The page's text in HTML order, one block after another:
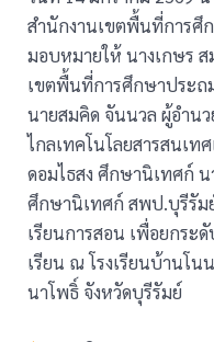
สำนักงานเขตพื้นที่การศึ
มอบหมายให้ นางเกษร ส
เขตพื้นที่การศึกษาประถ
นายสมคิด จันนวล ผู้อำน
ไกลเทคโนโลยสารสนเท
ดอมไธสง ศึกษานิเทศก์ น
ศึกษานิเทศก์ สพป.บุรีรัม
เรียนการสอน เพื่อยกระ
เรียน ณ โรงเรียนบ้านโ
นาโพธิ์ จังหวัดบุรีรัมย์